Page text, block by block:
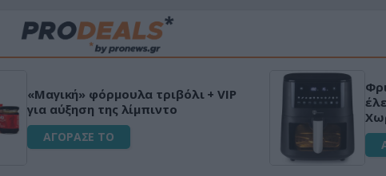
«Μαγική» φόρμουλα τριβόλι + VIP
για αύξηση της λίμπιντο
ΑΓΟΡΑΣΕ ΤΟ